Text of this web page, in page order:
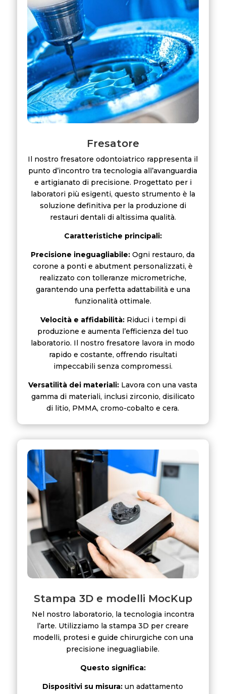
Fresatore
Il nostro fresatore odontoiatrico rappresenta il
punto d’incontro tra tecnologia all’avanguardia
e artigianato di precisione. Progettato per i
laboratori più esigenti, questo strumento è la
soluzione definitiva per la produzione di
restauri dentali di altissima qualità.
Caratteristiche principali:
Precisione ineguagliabile: Ogni restauro, da
corone a ponti e abutment personalizzati, è
realizzato con tolleranze micrometriche,
garantendo una perfetta adattabilità e una
funzionalità ottimale.
Velocità e affidabilità:Riduci i tempi di
produzione e aumenta l’efficienza del tuo
laboratorio. Il nostro fresatore lavora in modo
rapido e costante, offrendo risultati
impeccabili senza compromessi.
Versatilità dei materiali: Lavora con una vasta
gamma di materiali, inclusi zirconio, disilicato
di litio, PMMA, cromo-cobalto e cera.
Stampa 3D e modelli MocKup
Nel nostro laboratorio, la tecnologia incontra
l’arte. Utilizziamo la stampa 3D per creare
modelli, protesi e guide chirurgiche con una
precisione ineguagliabile.
Questo significa:
Dispositivi su misura: un adattamento